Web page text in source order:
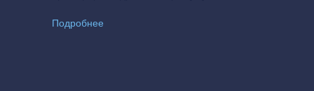
Подробнее